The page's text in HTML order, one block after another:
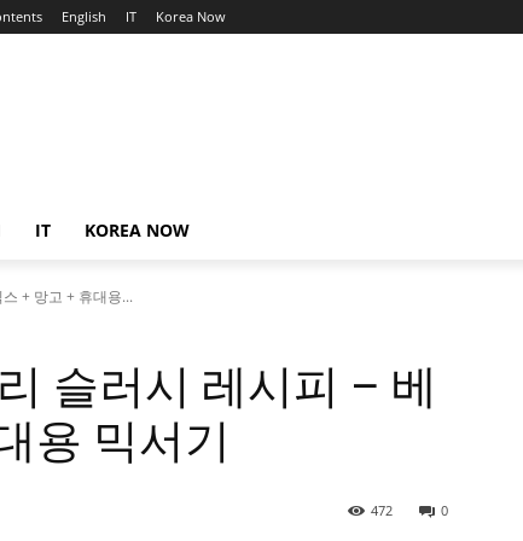
English IT Korea Now
IT KOREA NOW
+ 망고 + 휴대용...
슬러시 레시피 – 베
용 믹서기
0
472